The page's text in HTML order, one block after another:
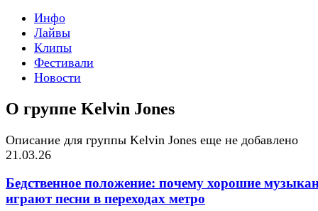
Инфо
Лайвы
Клипы
Фестивали
Новости
О группе Kelvin Jones
Описание для группы Kelvin Jones еще не добавлено
21.03.26
Бедственное положение: почему хорошие
играют песни в переходах метро